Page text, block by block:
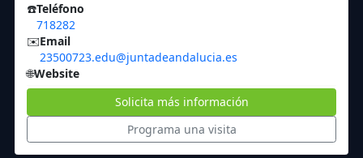
☎️Teléfono
718282
✉️Email
23500723.edu@juntadeandalucia.es
🌐Website
Solicita más información
Programa una visita